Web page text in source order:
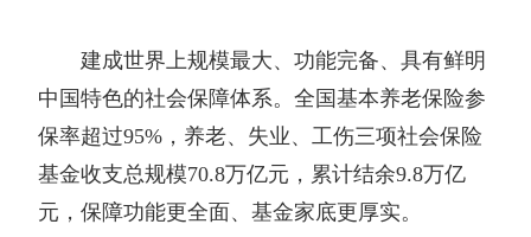
建成世界上规模最大、功能完备、具有鲜明
中国特色的社会保障体系。全国基本养老保险参
保率超过95%，养老、失业、工伤三项社会保险
基金收支总规模70.8万亿元，累计结余9.8万亿
元，保障功能更全面、基金家底更厚实。